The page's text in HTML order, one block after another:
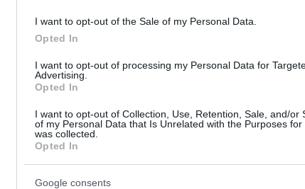
I want to opt-out of the Sale of my Personal Data.
Opted In
I want to opt-out of processing my Personal Data for
Advertising.
Opted In
I want to opt-out of Collection, Use, Retention, Sale, and/or
of my Personal Data that Is Unrelated with the Purposes for
was collected.
Opted In
Google consents